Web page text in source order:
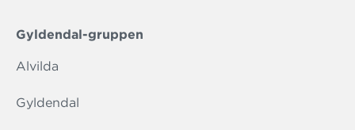
Gyldendal-gruppen
Alvilda
Gyldendal